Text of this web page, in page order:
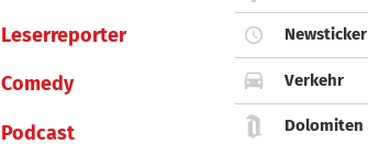
Leserreporter
Comedy
Podcast
Newsticker
Verkehr
Dolomiten